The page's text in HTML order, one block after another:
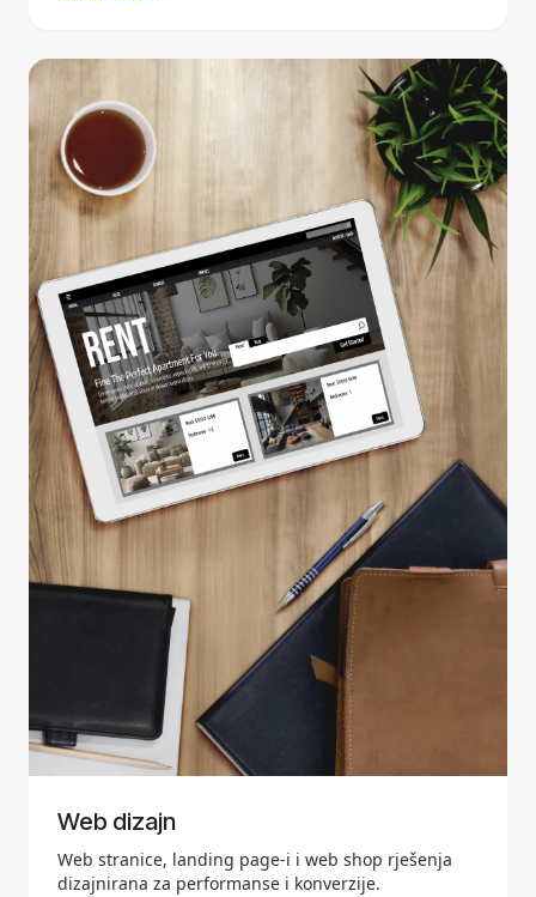
Web dizajn
Web stranice, landing page-i i web shop rješenja
dizajnirana za performanse i konverzije.